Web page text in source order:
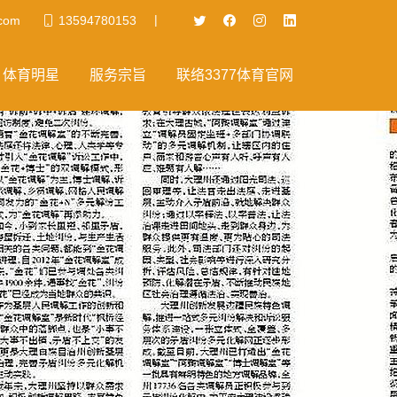
13594780153 |
体育明星 服务宗旨 联络3377体育官网